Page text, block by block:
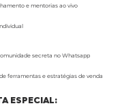
e mentorias ao vivo
secreta no Whatsapp
ferramentas e estratégias de venda
ESPECIAL: